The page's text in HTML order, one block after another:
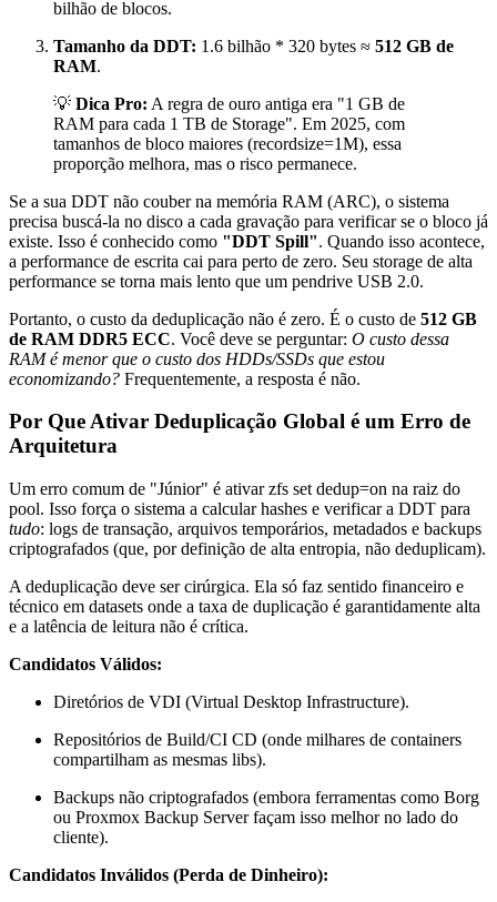
bilhão de blocos.
Tamanho da DDT: 1.6 bilhão * 320 bytes ≈ 512 GB de
RAM.
💡 Dica Pro: A regra de ouro antiga era "1 GB de
RAM para cada 1 TB de Storage". Em 2025, com
tamanhos de bloco maiores (recordsize=1M), essa
proporção melhora, mas o risco permanece.
Se a sua DDT não couber na memória RAM (ARC), o sistema
precisa buscá-la no disco a cada gravação para verificar se o bloco já
existe. Isso é conhecido como "DDT Spill". Quando isso acontece,
a performance de escrita cai para perto de zero. Seu storage de alta
performance se torna mais lento que um pendrive USB 2.0.
Portanto, o custo da deduplicação não é zero. É o custo de 512 GB
de RAM DDR5 ECC. Você deve se perguntar: O custo dessa
RAM é menor que o custo dos HDDs/SSDs que estou
economizando? Frequentemente, a resposta é não.
Por Que Ativar Deduplicação Global é um Erro de
Arquitetura
Um erro comum de "Júnior" é ativarzfs set dedup=on na raiz do
pool. Isso força o sistema a calcular hashes e verificar a DDT para
tudo: logs de transação, arquivos temporários, metadados e backups
criptografados (que, por definição de alta entropia, não deduplicam).
A deduplicação deve ser cirúrgica. Ela só faz sentido financeiro e
técnico em datasets onde a taxa de duplicação é garantidamente alta
e a latência de leitura não é crítica.
Candidatos Válidos:
Diretórios de VDI (Virtual Desktop Infrastructure).
Repositórios de Build/CI CD (onde milhares de containers
compartilham as mesmas libs).
Backups não criptografados (embora ferramentas como Borg
ou Proxmox Backup Server façam isso melhor no lado do
cliente).
Candidatos Inválidos (Perda de Dinheiro):